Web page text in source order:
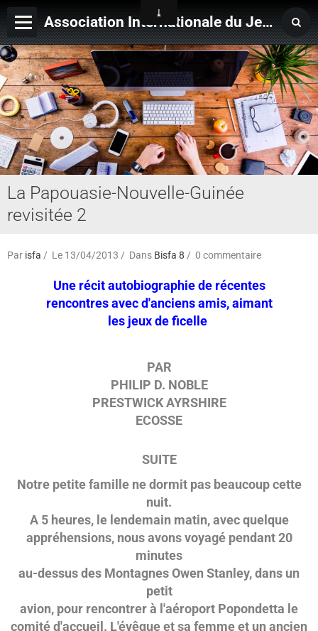
Association Internationale du Jeu de Ficelle
Page d'accueil
Derniers ajouts
La Papouasie-Nouvelle-Guinée
revisitée 2
Par isfa Le 13/04/2013 Dans Bisfa 8 0 commentaire
Une récit autobiographie de récentes
rencontres avec d'anciens amis, aimant
les jeux de ficelle
PAR
PHILIP D. NOBLE
PRESTWICK AYRSHIRE
ECOSSE
SUITE
Notre petite famille ne dormit pas beaucoup cette
nuit.
A 5 heures, le lendemain matin, avec quelque
appréhensions, nous avons voyagé pendant 20
minutes
au-dessus des Montagnes Owen Stanley, dans un
petit
avion, pour rencontrer à l'aéroport Popondetta le
comité d'accueil. L'évêque et sa femme et un ancien